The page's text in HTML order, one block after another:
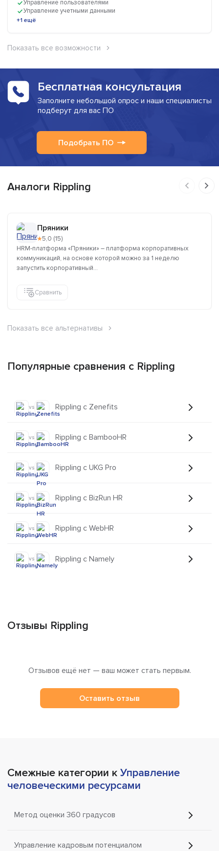
Управление пользователями
Управление учетными данными
+1 ещё
Показать все возможности
Бесплатная консультация
Заполните небольшой опрос и наши специалисты
подберут для вас ПО
Подобрать ПО
Аналоги Rippling
Пряники
★5,0 (15)
HRM-платформа «Пряники» – платформа корпоративных
коммуникаций, на основе которой можно за 1 неделю
запустить корпоративный...
Сравнить
Показать все альтернативы
Популярные сравнения с Rippling
vs Rippling с Zenefits
vs Rippling с BambooHR
vs Rippling с UKG Pro
vs Rippling с BizRun HR
vs Rippling с WebHR
vs Rippling с Namely
Отзывы Rippling
Отзывов ещё нет — ваш может стать первым.
Оставить отзыв
Смежные категории к Управление
человеческими ресурсами
Метод оценки 360 градусов
Управление кадровым потенциалом